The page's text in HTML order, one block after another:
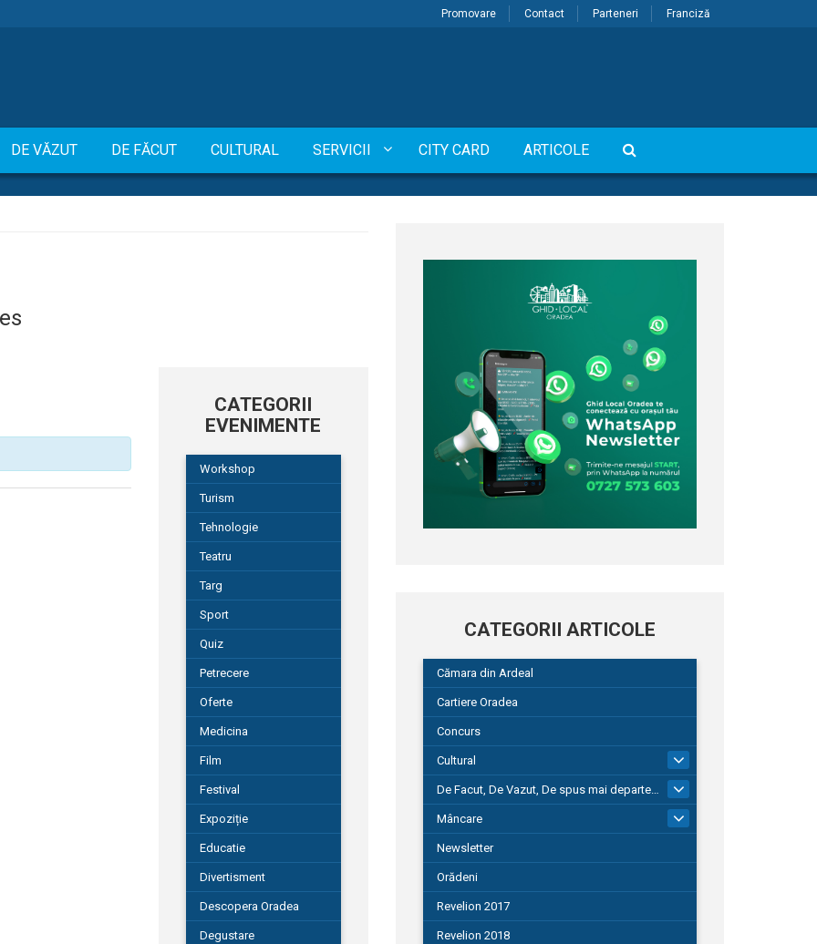
Promovare Contact Parteneri Franciză
DE VĂZUT DE FĂCUT CULTURAL SERVICII CITY CARD ARTICOLE
CATEGORII
EVENIMENTE
Workshop
Turism
Tehnologie
Teatru
Targ
Sport
Quiz
Petrecere
Oferte
Medicina
Film
Festival
Expoziție
Educatie
Divertisment
Descopera Oradea
Degustare
CATEGORII ARTICOLE
Cămara din Ardeal
Cartiere Oradea
Concurs
Cultural
De Facut, De Vazut, De spus mai departe…
580
Mâncare
Newsletter
Orădeni
Revelion 2017
Revelion 2018